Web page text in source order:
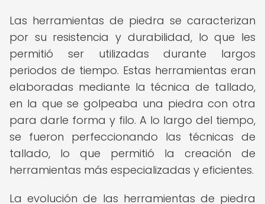
Las herramientas de piedra se caracterizan
por su resistencia y durabilidad, lo que les
permitió ser utilizadas durante largos
periodos de tiempo. Estas herramientas eran
elaboradas mediante la técnica de tallado,
en la que se golpeaba una piedra con otra
para darle forma y filo. A lo largo del tiempo,
se fueron perfeccionando las técnicas de
tallado, lo que permitió la creación de
herramientas más especializadas y eficientes.
La evolución de las herramientas de piedra